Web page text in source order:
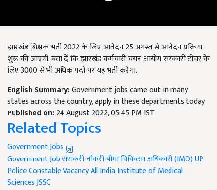
झारखंड शिक्षक भर्ती 2022 के लिए आवेदन 25 अगस्त से आवेदन प्रक्रिया
शुरू की जाएगी. बता दें कि झारखंड कर्मचारी चयन आयोग सरकारी टीचर के
लिए 3000 से भी अधिक पदों पर यह भर्ती करेगा.
English Summary:Government jobs came out in many
states across the country, apply in these departments today
Published on:24 August 2022, 05:45 PM IST
Related Topics
Government Jobs
Government Jobसराकरी नौकरीबीमा चिकित्सा अधिकारी (IMO)UP
Police Constable VacancyAll India Institute of Medical
SciencesJSSC